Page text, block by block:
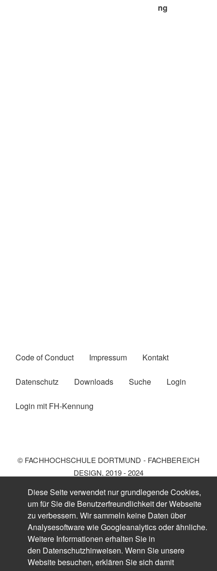
ng
Fußzeilenmenü
Code of Conduct Impressum Kontakt
Datenschutz Downloads Suche Login
Login mit FH-Kennung
© FACHHOCHSCHULE DORTMUND - FACHBEREICH
DESIGN, 2019 - 2024
Diese Seite verwendet nur grundlegende Cookies,
um für Sie die Benutzerfreundlichkeit der Webseite
zu verbessern. Wir sammeln keine Daten über
Analysesoftware wie Googleanalytics oder ähnliche.
Weitere Informationen erhalten Sie in
den Datenschutzhinweisen. Wenn Sie unsere
Website besuchen, erklären Sie sich damit